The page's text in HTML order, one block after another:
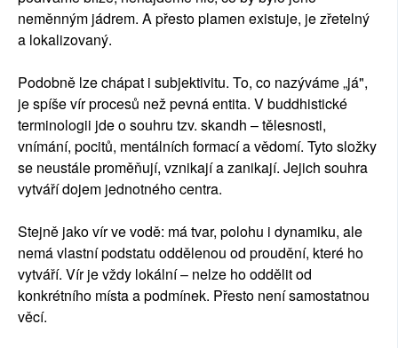
neměnným jádrem. A přesto plamen existuje, je zřetelný
a lokalizovaný.
Podobně lze chápat i subjektivitu. To, co nazýváme „já",
je spíše vír procesů než pevná entita. V buddhistické
terminologii jde o souhru tzv. skandh – tělesnosti,
vnímání, pocitů, mentálních formací a vědomí. Tyto složky
se neustále proměňují, vznikají a zanikají. Jejich souhra
vytváří dojem jednotného centra.
Stejně jako vír ve vodě: má tvar, polohu i dynamiku, ale
nemá vlastní podstatu oddělenou od proudění, které ho
vytváří. Vír je vždy lokální – nelze ho oddělit od
konkrétního místa a podmínek. Přesto není samostatnou
věcí.